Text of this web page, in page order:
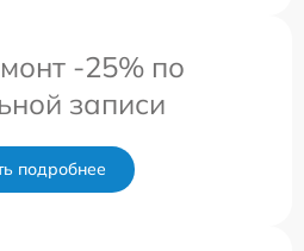
-25% по
записи
подробнее